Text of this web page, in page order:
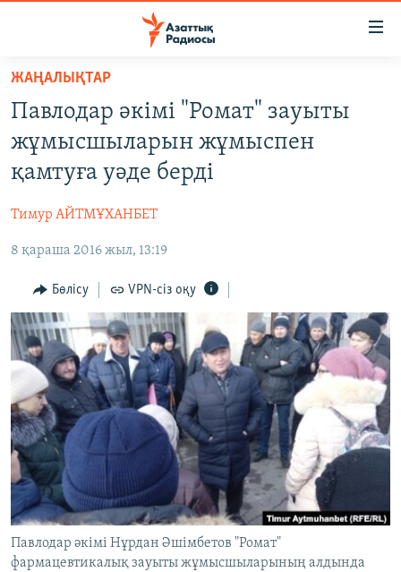
Skip
main
content
to
main
Navigation
Skip
Search
AZATTYQTV
АДАМ ҚҰҚЫҚТАРЫ
ӘЛЕУМЕТ
ӘЛЕМ
АРНАЙЫ ЖОБАЛАР
Русский
ЖАЗЫЛЫҢЫЗ
Басқа тілдерде
ЖАҢАЛЫҚТАР
Павлодар әкімі "Ромат" зауыты
жұмысшыларын жұмыспен
қамтуға уәде берді
Тимур АЙТМҰХАНБЕТ
8 қараша 2016 жыл, 13:19
Бөлісу VPN-сіз оқу
Павлодар әкімі Нұрдан Әшімбетов "Ромат"
фармацевтикалық зауыты жұмысшыларының алдында